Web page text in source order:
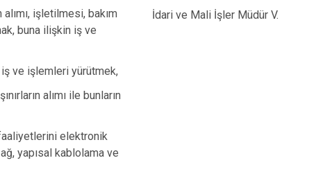
alımı, işletilmesi, bakım
buna ilişkin iş ve
ve işlemleri yürütmek,
alımı ile bunların
elektronik
yapısal kablolama ve
İdari ve Mali İşler Müdür V.